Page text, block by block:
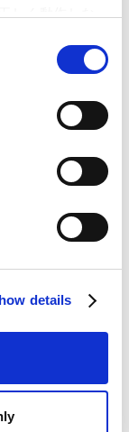
details
年3月期